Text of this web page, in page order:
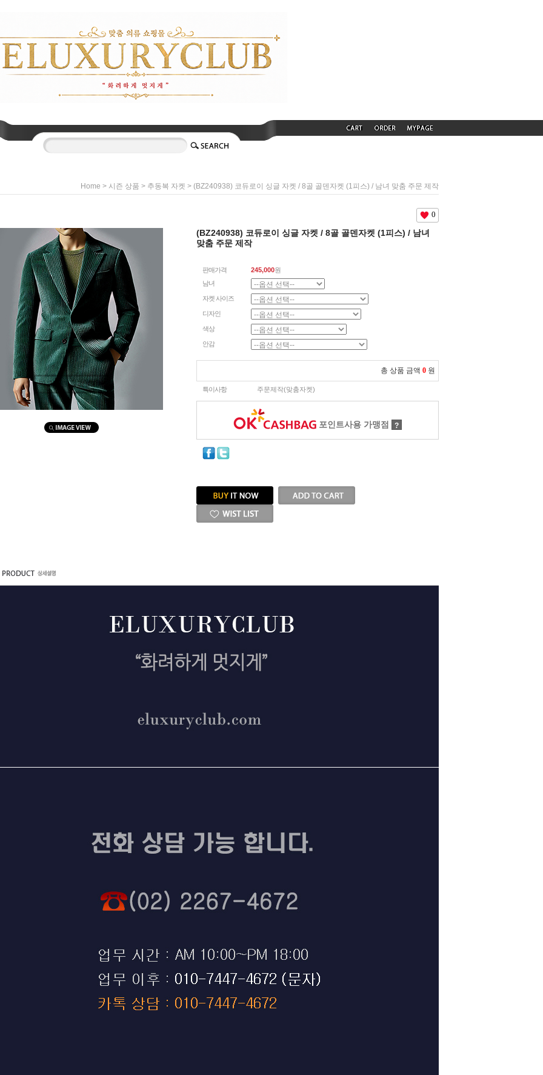
Home > 시즌 상품 > 추동복 자켓 > (BZ240938) 코듀로이 싱글 자켓 / 8골 골덴자켓 (1피스) / 남녀 맞춤 주문 제작
마우스를 올려보세요
0
(BZ240938) 코듀로이 싱글 자켓 / 8골 골덴자켓 (1피스) / 남녀
맞춤 주문 제작
판매가격 245,000원
남녀
자켓 사이즈
디자인
색상
안감
총 상품 금액 0 원
특이사항 주문제작(맞춤자켓)
포인트사용 가맹점 ?